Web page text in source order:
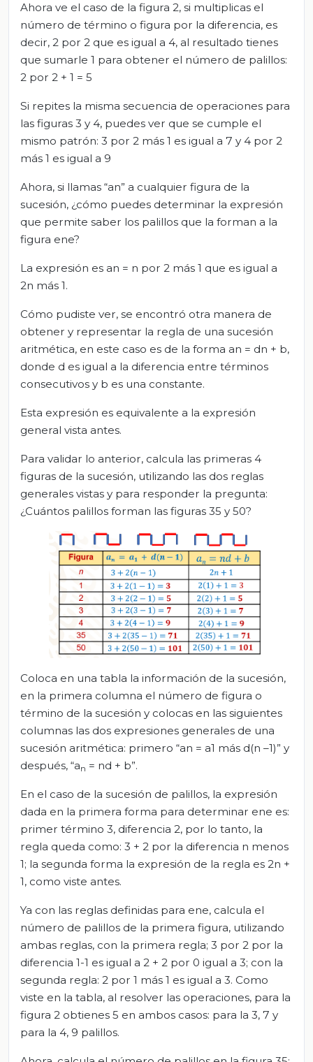
Ahora ve el caso de la figura 2, si multiplicas el
número de término o figura por la diferencia, es
decir, 2 por 2 que es igual a 4, al resultado tienes
que sumarle 1 para obtener el número de palillos:
2 por 2 + 1 = 5
Si repites la misma secuencia de operaciones para
las figuras 3 y 4, puedes ver que se cumple el
mismo patrón: 3 por 2 más 1 es igual a 7 y 4 por 2
más 1 es igual a 9
Ahora, si llamas “an” a cualquier figura de la
sucesión, ¿cómo puedes determinar la expresión
que permite saber los palillos que la forman a la
figura ene?
La expresión es an = n por 2 más 1 que es igual a
2n más 1.
Cómo pudiste ver, se encontró otra manera de
obtener y representar la regla de una sucesión
aritmética, en este caso es de la forma an = dn + b,
donde d es igual a la diferencia entre términos
consecutivos y b es una constante.
Esta expresión es equivalente a la expresión
general vista antes.
Para validar lo anterior, calcula las primeras 4
figuras de la sucesión, utilizando las dos reglas
generales vistas y para responder la pregunta:
¿Cuántos palillos forman las figuras 35 y 50?
Coloca en una tabla la información de la sucesión,
en la primera columna el número de figura o
término de la sucesión y colocas en las siguientes
columnas las dos expresiones generales de una
sucesión aritmética: primero “an = a1 más d(n –1)” y
después, “an = nd + b”.
En el caso de la sucesión de palillos, la expresión
dada en la primera forma para determinar ene es:
primer término 3, diferencia 2, por lo tanto, la
regla queda como: 3 + 2 por la diferencia n menos
1; la segunda forma la expresión de la regla es 2n +
1, como viste antes.
Ya con las reglas definidas para ene, calcula el
número de palillos de la primera figura, utilizando
ambas reglas, con la primera regla; 3 por 2 por la
diferencia 1-1 es igual a 2 + 2 por 0 igual a 3; con la
segunda regla: 2 por 1 más 1 es igual a 3. Como
viste en la tabla, al resolver las operaciones, para la
figura 2 obtienes 5 en ambos casos: para la 3, 7 y
para la 4, 9 palillos.